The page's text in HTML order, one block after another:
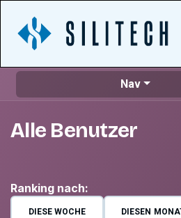
Nav
Alle Benutzer
Ranking nach:
DIESE WOCHE DIESEN